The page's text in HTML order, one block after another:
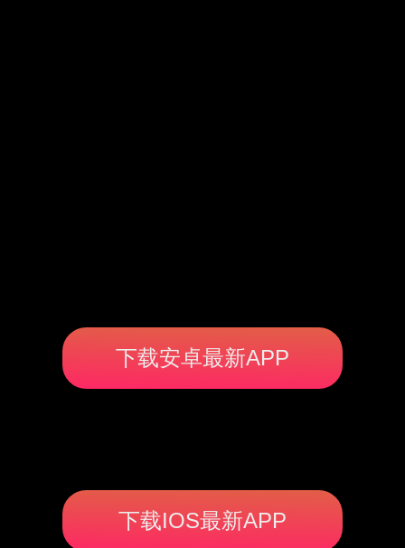
下载安卓最新APP
下载IOS最新APP